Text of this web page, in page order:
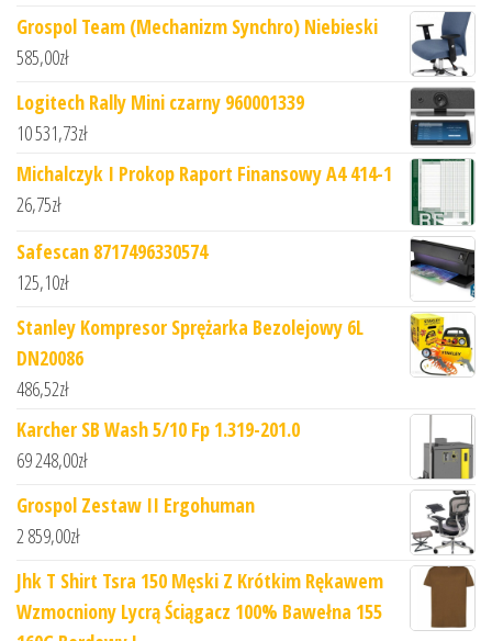
Grospol Team (Mechanizm Synchro) Niebieski
585,00zł
Logitech Rally Mini czarny 960001339
10 531,73zł
Michalczyk I Prokop Raport Finansowy A4 414-1
26,75zł
Safescan 8717496330574
125,10zł
Stanley Kompresor Sprężarka Bezolejowy 6L
DN20086
486,52zł
Karcher SB Wash 5/10 Fp 1.319-201.0
69 248,00zł
Grospol Zestaw II Ergohuman
2 859,00zł
Jhk T Shirt Tsra 150 Męski Z Krótkim Rękawem
Wzmocniony Lycrą Ściągacz 100% Bawełna 155